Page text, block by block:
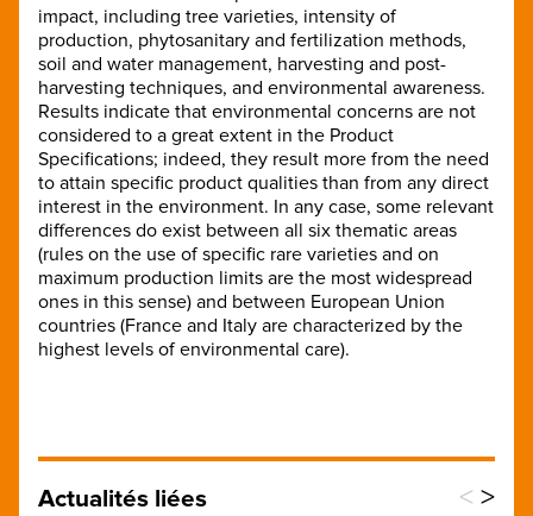
impact, including tree varieties, intensity of
production, phytosanitary and fertilization methods,
soil and water management, harvesting and post-
harvesting techniques, and environmental awareness.
Results indicate that environmental concerns are not
considered to a great extent in the Product
Specifications; indeed, they result more from the need
to attain specific product qualities than from any direct
interest in the environment. In any case, some relevant
differences do exist between all six thematic areas
(rules on the use of specific rare varieties and on
maximum production limits are the most widespread
ones in this sense) and between European Union
countries (France and Italy are characterized by the
highest levels of environmental care).
Actualités liées < >